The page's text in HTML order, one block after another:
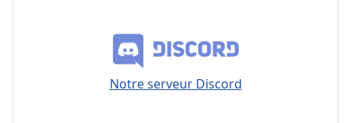
Notre serveur Discord